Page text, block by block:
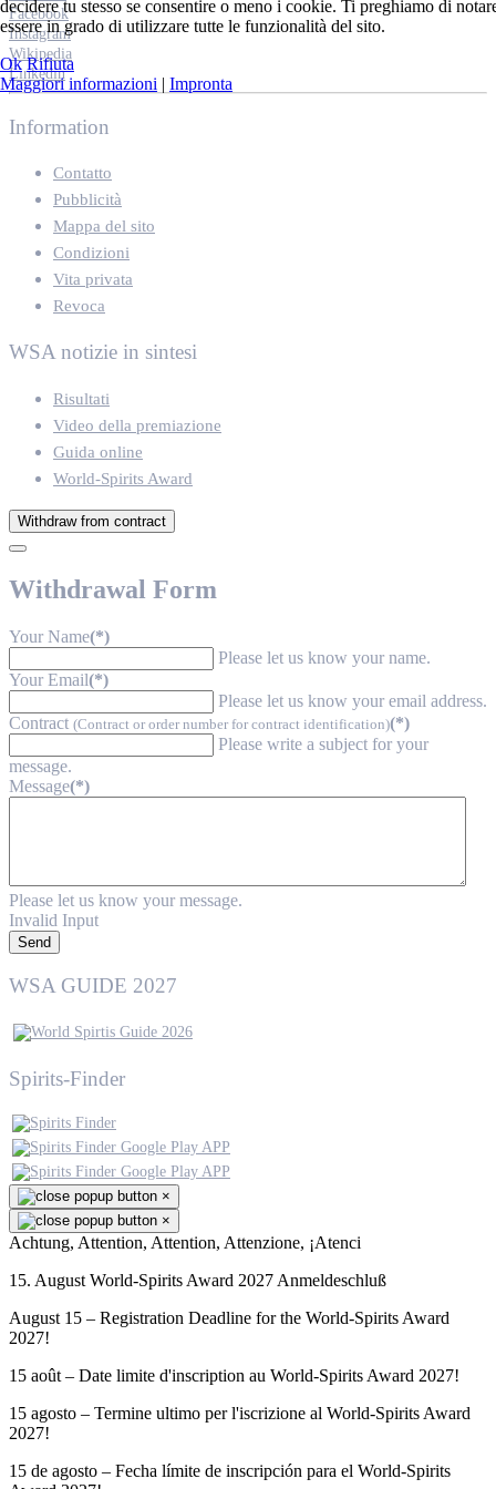
Facebook
Instagram
Wikipedia
Linkedin
Information
Contatto
Pubblicità
Mappa del sito
Condizioni
Vita privata
Revoca
WSA notizie in sintesi
Risultati
Video della premiazione
Guida online
World-Spirits Award
Withdraw from contract
Withdrawal Form
Your Name(*)
Please let us know your name.
Your Email(*)
Please let us know your email address.
Contract (Contract or order number for contract identification)(*)
Please write a subject for your
message.
Message(*)
Please let us know your message.
Invalid Input
Send
WSA GUIDE 2027
Spirits-Finder
×
×
Achtung, Attention, Attention, Attenzione, ¡Atenci
15. August World-Spirits Award 2027 Anmeldeschluß
August 15 – Registration Deadline for the World-Spirits Award
2027!
15 août – Date limite d'inscription au World-Spirits Award 2027!
15 agosto – Termine ultimo per l'iscrizione al World-Spirits Award
2027!
15 de agosto – Fecha límite de inscripción para el World-Spirits
decidere tu stesso se consentire o meno i cookie. Ti preghiamo di
essere in grado di utilizzare tutte le funzionalità del sito.
Ok Rifiuta
Maggiori informazioni | Impronta